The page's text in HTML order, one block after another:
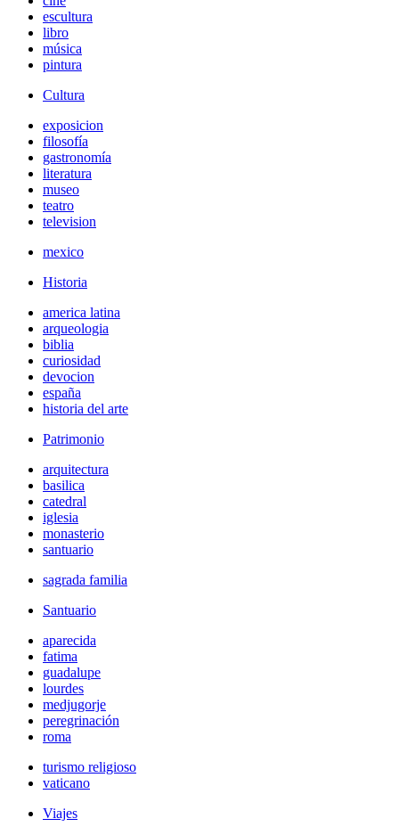
escultura
libro
música
pintura
Cultura
exposicion
filosofía
gastronomía
literatura
museo
teatro
television
mexico
Historia
america latina
arqueologia
biblia
curiosidad
devocion
españa
historia del arte
Patrimonio
arquitectura
basilica
catedral
iglesia
monasterio
santuario
sagrada familia
Santuario
aparecida
fatima
guadalupe
lourdes
medjugorje
peregrinación
roma
turismo religioso
vaticano
Viajes